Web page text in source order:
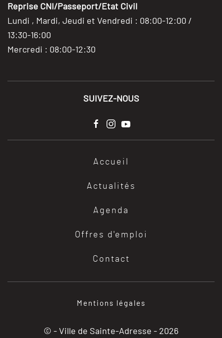
Reprise CNI/Passeport/Etat Civil
Lundi , Mardi, Jeudi et Vendredi : 08:00-12:00 /
13:30-16:00
Mercredi : 08:00-12:30
SUIVEZ-NOUS
Accueil
Actualités
Agenda
Offres d'emploi
Contact
Mentions légales
© - Ville de Sainte-Adresse - 2026